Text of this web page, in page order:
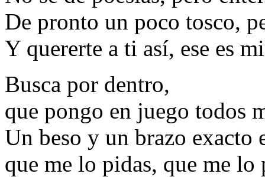
De pronto un poco tosco,
Y quererte a ti así, ese es
Busca por dentro,
que pongo en juego todos
Un beso y un brazo exacto
que me lo pidas, que me lo